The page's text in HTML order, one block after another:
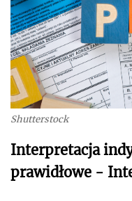
Shutterstock
Interpretacja
prawidłowe -